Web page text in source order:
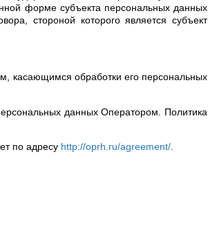
форме субъекта персональных данных
стороной которого является субъект
касающимся обработки его персональных
данных Оператором. Политика
по адресу http://oprh.ru/agreement/.